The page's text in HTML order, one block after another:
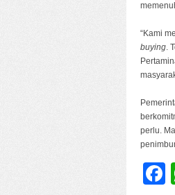
“Kami
buying.
perlu.